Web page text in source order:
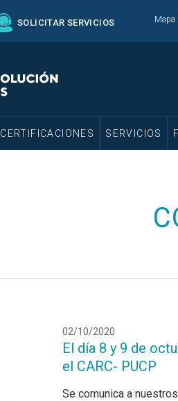
SOLICITAR SERVICIOS Mapa
CERTIFICACIONES SERVICIOS
02/10/2020
El día 8 y 9 de
el CARC- PUCP
Se comunica a